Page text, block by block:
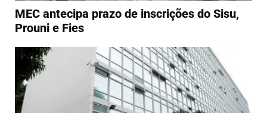
MEC antecipa prazo de inscrições do Sisu,
Prouni e Fies